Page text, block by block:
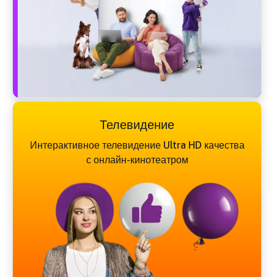
Телевидение
Интерактивное телевидение Ultra HD качества
с онлайн-кинотеатром